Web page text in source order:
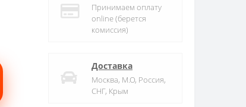
Принимаем оплату
online (берется
комиссия)
Доставка
Москва, М.О, Россия,
СНГ, Крым